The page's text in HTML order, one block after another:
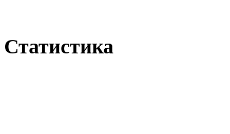
Статистика